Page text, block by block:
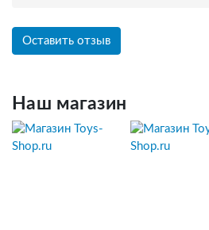
Оставить отзыв
Наш магазин